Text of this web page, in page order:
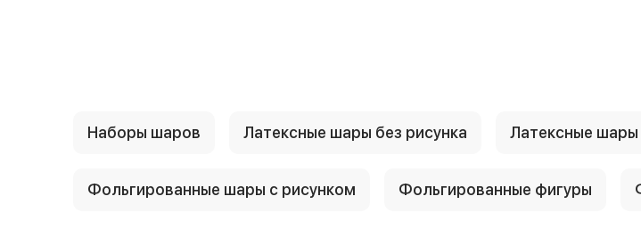
Наборы шаров Латексные шары без рисунка Латексные шары
Фольгированные шары с рисунком Фольгированные фигуры